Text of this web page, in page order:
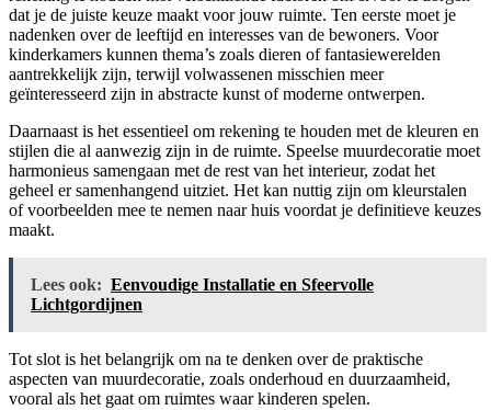
dat je de juiste keuze maakt voor jouw ruimte. Ten eerste moet je
nadenken over de leeftijd en interesses van de bewoners. Voor
kinderkamers kunnen thema’s zoals dieren of fantasiewerelden
aantrekkelijk zijn, terwijl volwassenen misschien meer
geïnteresseerd zijn in abstracte kunst of moderne ontwerpen.
Daarnaast is het essentieel om rekening te houden met de kleuren en
stijlen die al aanwezig zijn in de ruimte. Speelse muurdecoratie moet
harmonieus samengaan met de rest van het interieur, zodat het
geheel er samenhangend uitziet. Het kan nuttig zijn om kleurstalen
of voorbeelden mee te nemen naar huis voordat je definitieve keuzes
maakt.
Lees ook: Eenvoudige Installatie en Sfeervolle
Lichtgordijnen
Tot slot is het belangrijk om na te denken over de praktische
aspecten van muurdecoratie, zoals onderhoud en duurzaamheid,
vooral als het gaat om ruimtes waar kinderen spelen.